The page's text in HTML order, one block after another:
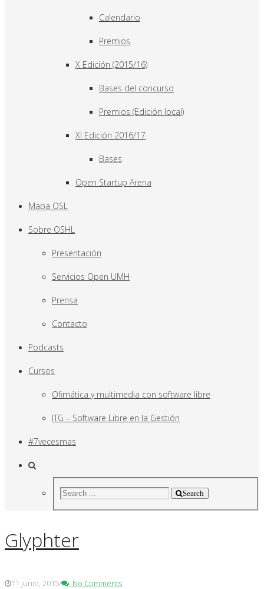
Calendario
Premios
X Edición (2015/16)
Bases del concurso
Premios (Edición local)
XI Edición 2016/17
Bases
Open Startup Arena
Mapa OSL
Sobre OSHL
Presentación
Servicios Open UMH
Prensa
Contacto
Podcasts
Cursos
Ofimática y multimedia con software libre
ITG – Software Libre en la Gestión
#7vecesmas
Search
Glyphter
11 junio, 2015/ No Comments